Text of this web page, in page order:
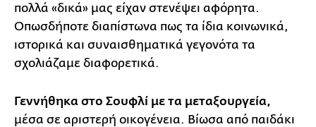
πολλά «δικά» μας είχαν στενέψει αφόρητα.
Οπωσδήποτε διαπίστωνα πως τα ίδια κοινωνικά,
ιστορικά και συναισθηματικά γεγονότα τα
σχολιάζαμε διαφορετικά.
Γεννήθηκα στο Σουφλί με τα μεταξουργεία,
μέσα σε αριστερή οικογένεια. Βίωσα από παιδάκι